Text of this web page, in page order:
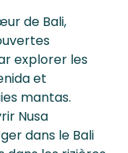
de Bali,
explorer les
et
mantas.
Nusa
dans le Bali